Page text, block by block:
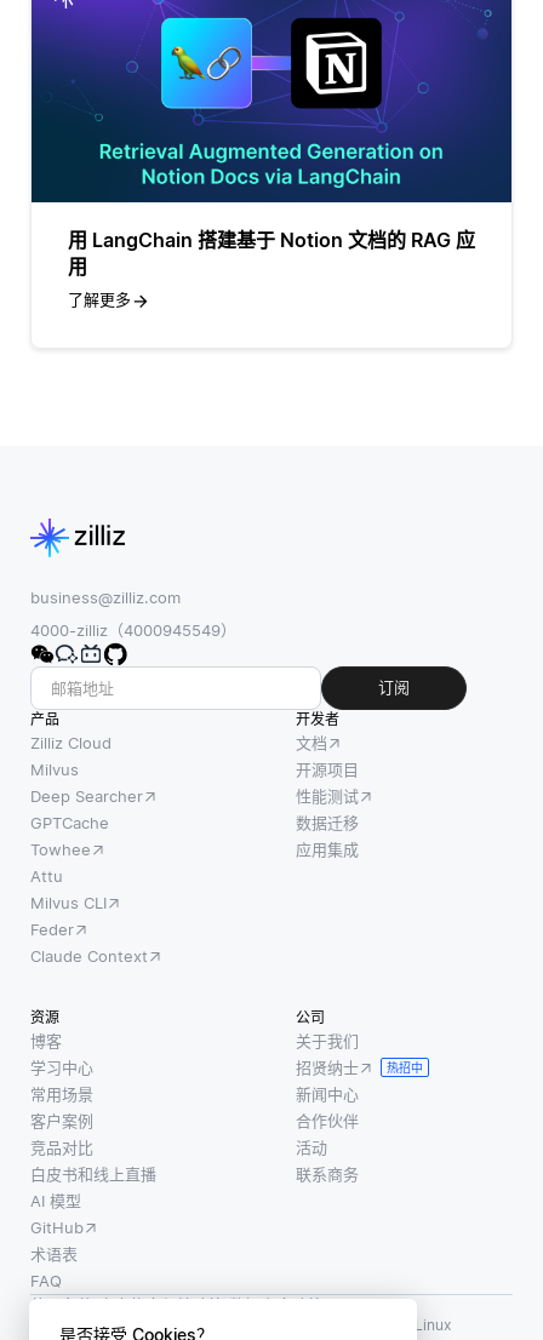
是否接受 Cookies？
用 LangChain 搭建基于 Notion 文档的 RAG 应
用
了解更多
business@zilliz.com
4000-zilliz（4000945549）
订阅
产品
Zilliz Cloud
Milvus
Deep Searcher
GPTCache
Towhee
Attu
Milvus CLI
Feder
Claude Context
开发者
文档
开源项目
性能测试
数据迁移
应用集成
资源
博客
学习中心
常用场景
客户案例
竞品对比
白皮书和线上直播
AI 模型
GitHub
术语表
FAQ
公司
关于我们
招贤纳士
热招中
新闻中心
合作伙伴
活动
联系商务
使用条款·个人信息保护政策·数据安全政策
LF AI、LF AI & Data、Milvus，以及相关的开源项目名称为 Linux